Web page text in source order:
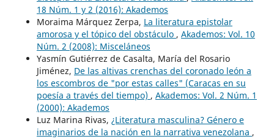
18 Núm. 1 y 2 (2016): Akademos
Moraima Márquez Zerpa, La literatura epistolar
amorosa y el tópico del obstáculo , Akademos: Vol. 10
Núm. 2 (2008): Misceláneos
Yasmín Gutiérrez de Casalta, María del Rosario
Jiménez, De las altivas crenchas del coronado león a
los escombros de "por estas calles" (Caracas en su
poesía a través del tiempo) , Akademos: Vol. 2 Núm. 1
(2000): Akademos
Luz Marina Rivas, ¿Literatura masculina? Género e
imaginarios de la nación en la narrativa venezolana ,